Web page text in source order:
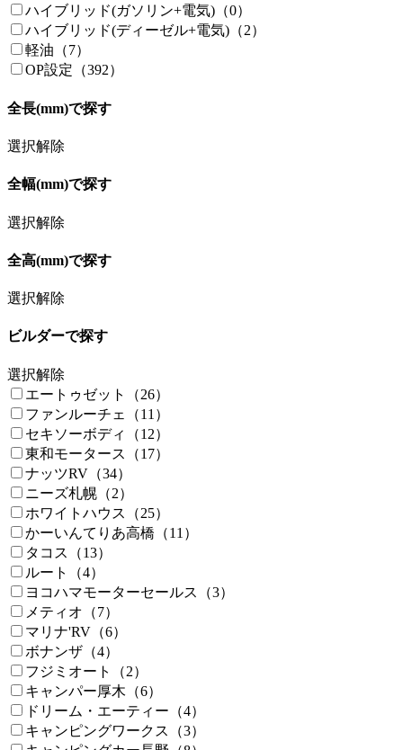
ハイブリッド(ガソリン+電気)（0）
ハイブリッド(ディーゼル+電気)（2）
軽油（7）
OP設定（392）
全長(mm)で探す
選択解除
全幅(mm)で探す
選択解除
全高(mm)で探す
選択解除
ビルダーで探す
選択解除
エートゥゼット（26）
ファンルーチェ（11）
セキソーボディ（12）
東和モータース（17）
ナッツRV（34）
ニーズ札幌（2）
ホワイトハウス（25）
かーいんてりあ高橋（11）
タコス（13）
ルート（4）
ヨコハマモーターセールス（3）
メティオ（7）
マリナ'RV（6）
ボナンザ（4）
フジミオート（2）
キャンパー厚木（6）
ドリーム・エーティー（4）
キャンピングワークス（3）